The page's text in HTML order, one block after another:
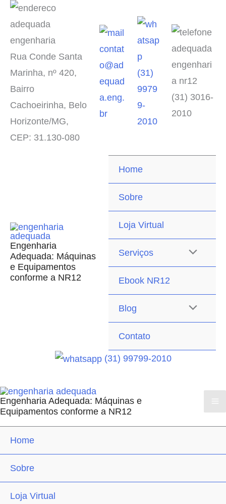
Rua Conde Santa
Marinha, nº 420,
Bairro
Cachoeirinha, Belo
Horizonte/MG,
CEP: 31.130-080
contat
o@ad
equad
a.eng.
br
(31)
9979
9-
2010
(31) 3016-
2010
Engenharia
Adequada: Máquinas
e Equipamentos
conforme a NR12
Home
Sobre
Loja Virtual
Serviços
Ebook NR12
Blog
Contato
(31) 99799-2010
Engenharia Adequada: Máquinas e
Equipamentos conforme a NR12
Home
Sobre
Loja Virtual